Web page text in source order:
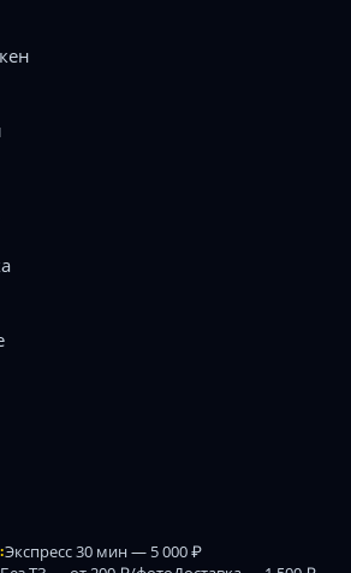
Экспресс 30 мин — 5 000 ₽